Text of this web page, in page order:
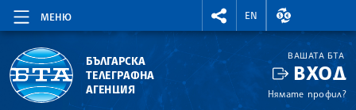
МЕНЮ
RIGHTMENU.SOCIAL
EN
ВАЛУТНИ
БЪЛГАРСКА
ТЕЛЕГРАФНА
АГЕНЦИЯ
ВАШАТА БТА
ВХОД
Нямате профил?